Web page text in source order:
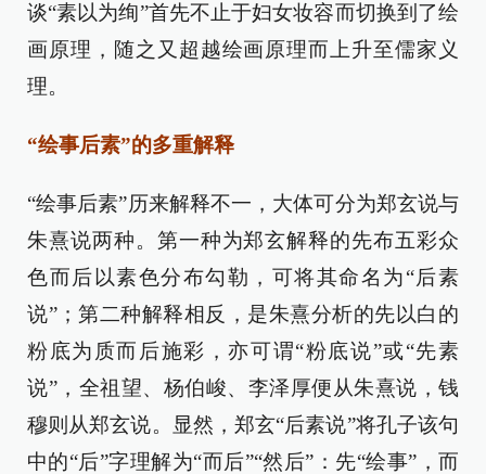
谈“素以为绚”首先不止于妇女妆容而切换到了绘
画原理，随之又超越绘画原理而上升至儒家义
理。
“绘事后素”的多重解释
“绘事后素”历来解释不一，大体可分为郑玄说与
朱熹说两种。第一种为郑玄解释的先布五彩众
色而后以素色分布勾勒，可将其命名为“后素
说”；第二种解释相反，是朱熹分析的先以白的
粉底为质而后施彩，亦可谓“粉底说”或“先素
说”，全祖望、杨伯峻、李泽厚便从朱熹说，钱
穆则从郑玄说。显然，郑玄“后素说”将孔子该句
中的“后”字理解为“而后”“然后”：先“绘事”，而